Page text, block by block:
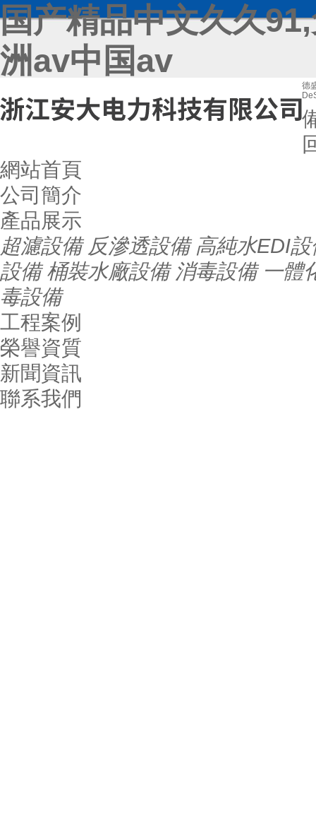
国产精品中文久久
洲av中国av
德
網站首頁
公司簡介
產品展示
超濾設備 反滲透設備 高純水EDI設
設備 桶裝水廠設備 消毒設備 一體
毒設備
工程案例
榮譽資質
新聞資訊
聯系我們